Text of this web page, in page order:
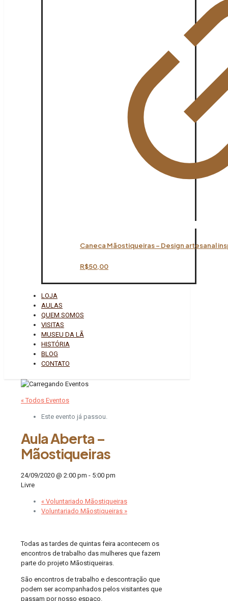
Caneca Mãostiqueiras – Design artesanal
R$50,00
LOJA
AULAS
QUEM SOMOS
VISITAS
MUSEU DA LÃ
HISTÓRIA
BLOG
CONTATO
« Todos Eventos
Este evento já passou.
Aula Aberta –
Mãostiqueiras
24/09/2020 @ 2:00 pm - 5:00 pm
Livre
« Voluntariado Mãostiqueiras
Voluntariado Mãostiqueiras »
Todas as tardes de quintas feira acontecem os
encontros de trabalho das mulheres que fazem
parte do projeto Mãostiqueiras.
São encontros de trabalho e descontração que
podem ser acompanhados pelos visitantes que
passam por nosso espaço.